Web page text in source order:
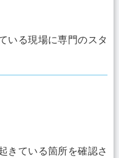
いる現場に専門のスタ
きている箇所を確認さ